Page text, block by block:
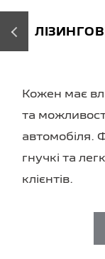
Кожен має
та
автомобіля.
гнучкі та
клієнтів.
‹